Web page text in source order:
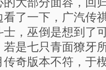
了一下，广汽传
，巫倒是想到了
是七只青面獠牙
奇版本不符，于